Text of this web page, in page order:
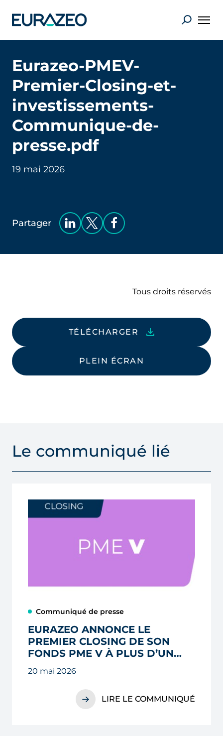
Eurazeo-PMEV-
Premier-Closing-et-
investissements-
Communique-de-
presse.pdf
19 mai 2026
Partager
Tous droits réservés
TÉLÉCHARGER
PLEIN ÉCRAN
Le communiqué lié
Communiqué de presse
EURAZEO ANNONCE LE
PREMIER CLOSING DE SON
FONDS PME V À PLUS D’UN
MILLIARD D’EUROS, AVEC DÉJÀ
DEUX INVESTISSEMENTS
20 mai 2026
LIRE LE COMMUNIQUÉ